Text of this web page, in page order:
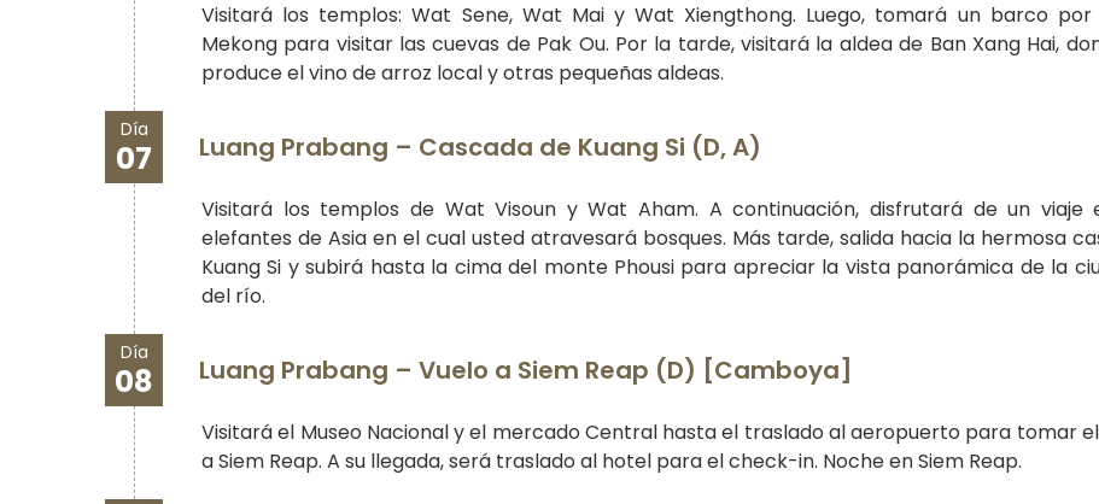
Visitará los templos: Wat Sene, Wat Mai y Wat Xiengthong. Luego, tomará un barco
Mekong para visitar las cuevas de Pak Ou. Por la tarde, visitará la aldea de Ban Xang Hai,
produce el vino de arroz local y otras pequeñas aldeas.
Día
07 Luang Prabang – Cascada de Kuang Si (D, A)
Visitará los templos de Wat Visoun y Wat Aham. A continuación, disfrutará de un viaje
elefantes de Asia en el cual usted atravesará bosques. Más tarde, salida hacia la hermosa
Kuang Si y subirá hasta la cima del monte Phousi para apreciar la vista panorámica de la
del río.
Día
08 Luang Prabang – Vuelo a Siem Reap (D) [Camboya]
Visitará el Museo Nacional y el mercado Central hasta el traslado al aeropuerto para tomar
a Siem Reap. A su llegada, será traslado al hotel para el check-in. Noche en Siem Reap.